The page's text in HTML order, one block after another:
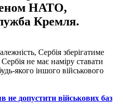
НАТО,
Кремля.
Сербія зберігатиме
Сербія не має наміру ставати
якого іншого військового
не допустити військових баз